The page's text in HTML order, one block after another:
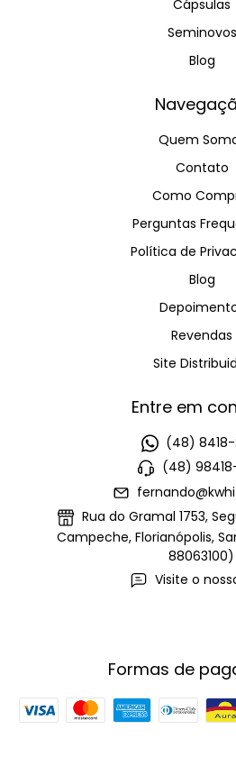
Cápsulas
Seminovos
Blog
Quem
Contato
Como
Perguntas
Política de
Blog
Revendas
Site
Entre em
(48) 8418-
(48)
Rua do Gramal 1753,
Campeche, Florianópolis,
88063100)
Visite o
Formas de